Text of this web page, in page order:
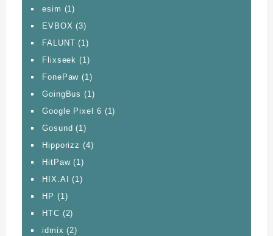
esim (1)
EVBOX (3)
FALUNT (1)
Flixseek (1)
FonePaw (1)
GoingBus (1)
Google Pixel 6 (1)
Gosund (1)
Hipporizz (4)
HitPaw(1)
HIX.AI
(1)
HP (1)
HTC (2)
idmix (2)